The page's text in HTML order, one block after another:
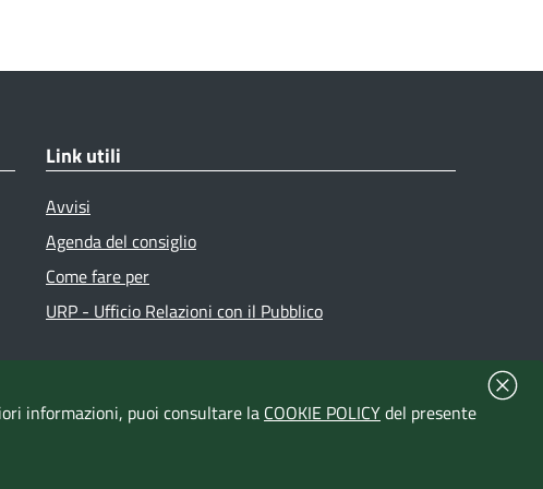
Link utili
Avvisi
Agenda del consiglio
Come fare per
URP - Ufficio Relazioni con il Pubblico
informazioni, puoi consultare la COOKIE POLICYdel presente